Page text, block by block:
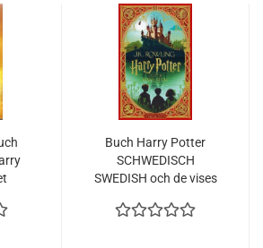
Buch Harry Potter
SCHWEDISCH
SWEDISH och de vises
Philosopher's Stone